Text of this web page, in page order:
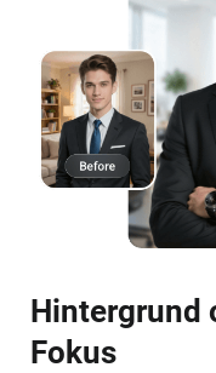
Hintergrund
Fokus